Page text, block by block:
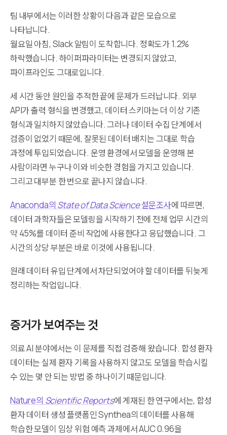
팀 내부에서는 이러한 상황이 다음과 같은 모습으로
나타납니다.
월요일 아침, Slack 알림이 도착합니다. 정확도가 1.2%
하락했습니다. 하이퍼파라미터는 변경되지 않았고,
파이프라인도 그대로입니다.
세 시간 동안 원인을 추적한 끝에 문제가 드러납니다. 외부
API가 출력 형식을 변경했고, 데이터 스키마는 더 이상 기존
형식과 일치하지 않았습니다. 그러나 데이터 수집 단계에서
검증이 없었기 때문에, 잘못된 데이터 배치는 그대로 학습
과정에 투입되었습니다. 운영 환경에서 모델을 운영해 본
사람이라면 누구나 이와 비슷한 경험을 가지고 있습니다.
그리고 대부분 한 번으로 끝나지 않습니다.
Anaconda의 State of Data Science설문조사에 따르면,
데이터 과학자들은 모델링을 시작하기 전에 전체 업무 시간의
약 45%를 데이터 준비 작업에 사용한다고 응답했습니다. 그
시간의 상당 부분은 바로 이것에 사용됩니다.
원래 데이터 유입 단계에서 차단되었어야 할 데이터를 뒤늦게
정리하는 작업입니다.
증거가 보여주는 것
의료 AI 분야에서는 이 문제를 직접 검증해 왔습니다. 합성 환자
데이터는 실제 환자 기록을 사용하지 않고도 모델을 학습시킬
수 있는 몇 안 되는 방법 중 하나이기 때문입니다.
Nature의 Scientific Reports에 게재된 한 연구에서는, 합성
환자 데이터 생성 플랫폼인 Synthea의 데이터를 사용해
학습한 모델이 임상 위험 예측 과제에서 AUC 0.96을